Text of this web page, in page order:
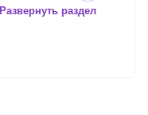
Развернуть раздел